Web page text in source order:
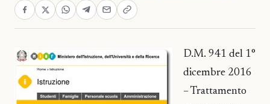
D.M. 941 del 1°
dicembre 2016
– Trattamento